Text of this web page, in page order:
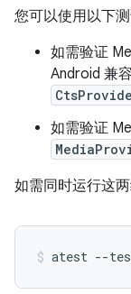
您可以使用以下
如需验证
Android 兼
如需验证
如需同时运行这
atest --